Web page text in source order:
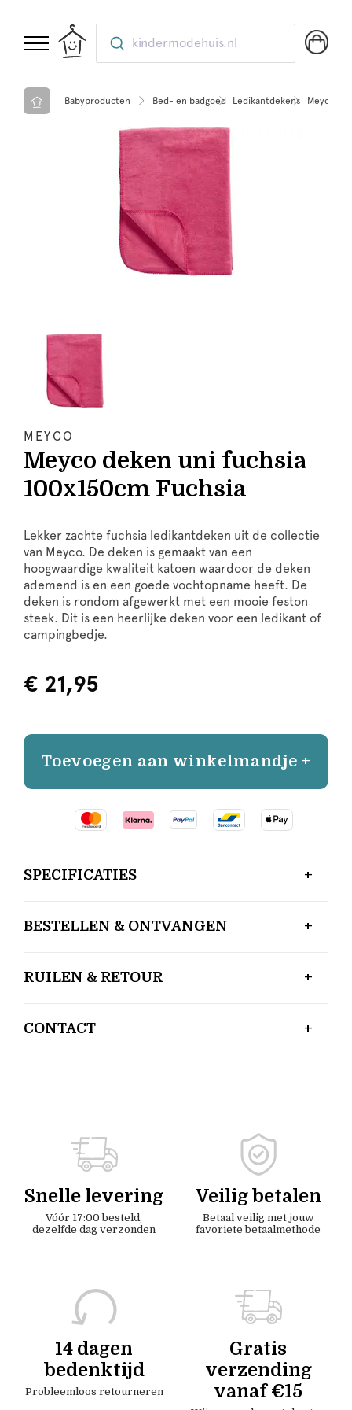
kindermodehuis.nl
Babyproducten Bed- en badgoed Ledikantdekens Meyco
MEYCO
Meyco deken uni fuchsia
100x150cm Fuchsia
Lekker zachte fuchsia ledikantdeken uit de collectie
van Meyco. De deken is gemaakt van een
hoogwaardige kwaliteit katoen waardoor de deken
ademend is en een goede vochtopname heeft. De
deken is rondom afgewerkt met een mooie feston
steek. Dit is een heerlijke deken voor een ledikant of
campingbedje.
€ 21,95
Toevoegen aan winkelmandje +
SPECIFICATIES
BESTELLEN & ONTVANGEN
RUILEN & RETOUR
CONTACT
Snelle levering
Vóór 17:00 besteld,
dezelfde dag verzonden
Veilig betalen
Betaal veilig met jouw
favoriete betaalmethode
14 dagen
bedenktijd
Probleemloos retourneren
Gratis
verzending
vanaf €15